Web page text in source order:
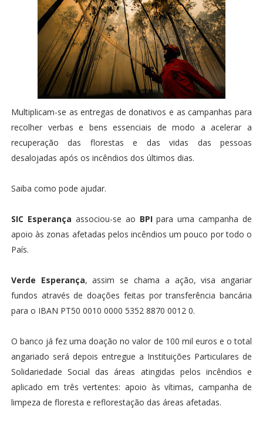
Multiplicam-se as entregas de donativos e as campanhas para
recolher verbas e bens essenciais de modo a acelerar a
recuperação das florestas e das vidas das pessoas
desalojadas após os incêndios dos últimos dias.
Saiba como pode ajudar.
SIC Esperança associou-se ao BPIpara uma campanha de
apoio às zonas afetadas pelos incêndios um pouco por todo o
País.
Verde Esperança, assim se chama a ação, visa angariar
fundos através de doações feitas por transferência bancária
para o IBAN PT50 0010 0000 5352 8870 0012 0.
O banco já fez uma doação no valor de 100 mil euros e o total
angariado será depois entregue a Instituições Particulares de
Solidariedade Social das áreas atingidas pelos incêndios e
aplicado em três vertentes: apoio às vítimas, campanha de
limpeza de floresta e reflorestação das áreas afetadas.